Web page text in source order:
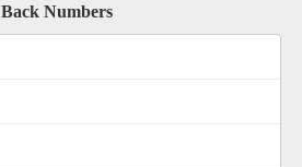
Back Numbers